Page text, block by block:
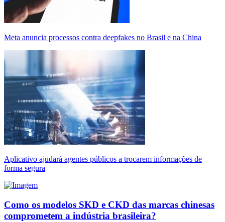
Meta anuncia processos contra deepfakes no Brasil e na China
Aplicativo ajudará agentes públicos a trocarem informações de
forma segura
Como os modelos SKD e CKD das marcas chinesas
comprometem a indústria brasileira?